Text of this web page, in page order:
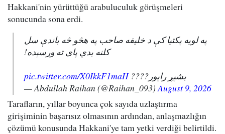
Hakkani'nin yürüttüğü arabuluculuk görüşmeleri
sonucunda sona erdi.
په لویه پکتیا کې د خلیفه صاحب په هڅو څه باندې سل
کلنه بدي پای ته ورسېده!
بشپړ راپور????pic.twitter.com/X0IkkF1maH
— Abdullah Raihan (@Raihan_093) August 9, 2026
Tarafların, yıllar boyunca çok sayıda uzlaştırma
girişiminin başarısız olmasının ardından, anlaşmazlığın
çözümü konusunda Hakkani'ye tam yetki verdiği belirtildi.